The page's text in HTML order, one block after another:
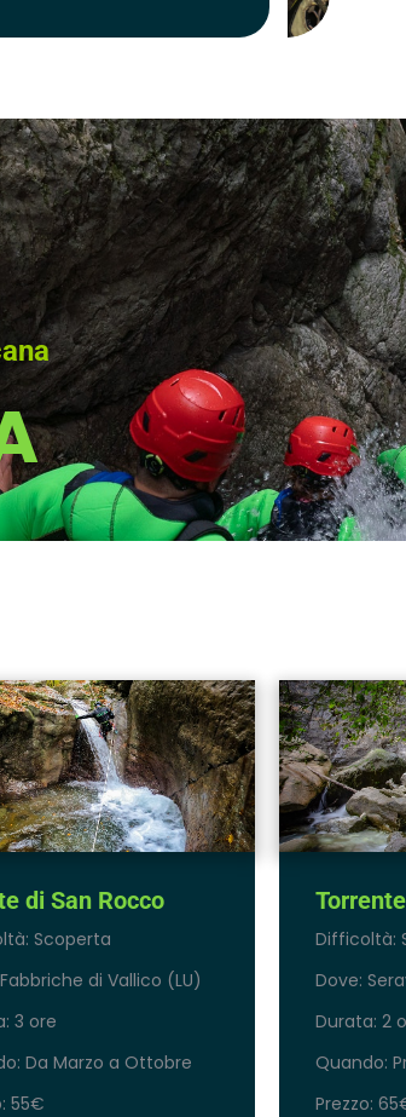
di San Rocco
Scoperta
di Vallico (LU)
3 ore
Da Marzo a Ottobre
55€
Difficoltà:
Dove:
Durata: 2
Quando:
Prezzo: